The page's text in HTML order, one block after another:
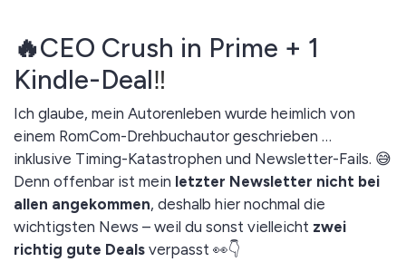
🔥CEO Crush in Prime + 1
Kindle-Deal‼️
Ich glaube, mein Autorenleben wurde heimlich von
einem RomCom-Drehbuchautor geschrieben …
inklusive Timing-Katastrophen und Newsletter-Fails. 😅
Denn offenbar ist mein letzter Newsletter nicht bei
allen angekommen, deshalb hier nochmal die
wichtigsten News – weil du sonst vielleicht zwei
richtig gute Deals verpasst 👀👇